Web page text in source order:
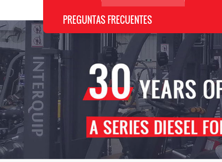
PREGUNTAS FRECUENTES